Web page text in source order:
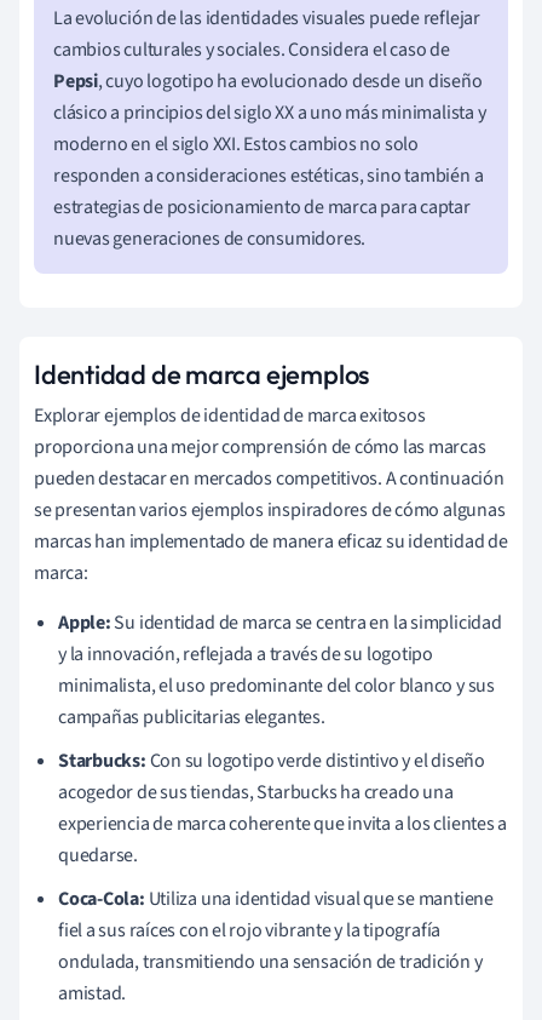
La evolución de las identidades visuales puede reflejar
cambios culturales y sociales. Considera el caso de
Pepsi, cuyo logotipo ha evolucionado desde un diseño
clásico a principios del siglo XX a uno más minimalista y
moderno en el siglo XXI. Estos cambios no solo
responden a consideraciones estéticas, sino también a
estrategias de posicionamiento de marca para captar
nuevas generaciones de consumidores.
Identidad de marca ejemplos
Explorar ejemplos de identidad de marca exitosos
proporciona una mejor comprensión de cómo las marcas
pueden destacar en mercados competitivos. A continuación
se presentan varios ejemplos inspiradores de cómo algunas
marcas han implementado de manera eficaz su identidad de
marca:
Apple:Su identidad de marca se centra en la simplicidad
y la innovación, reflejada a través de su logotipo
minimalista, el uso predominante del color blanco y sus
campañas publicitarias elegantes.
Starbucks:Con su logotipo verde distintivo y el diseño
acogedor de sus tiendas, Starbucks ha creado una
experiencia de marca coherente que invita a los clientes a
quedarse.
Coca-Cola: Utiliza una identidad visual que se mantiene
fiel a sus raíces con el rojo vibrante y la tipografía
ondulada, transmitiendo una sensación de tradición y
amistad.